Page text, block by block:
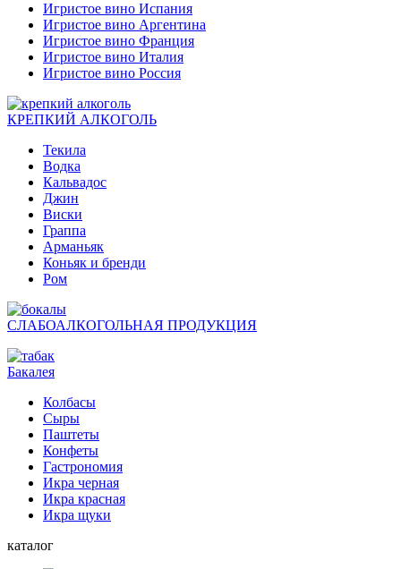
Игристое вино Испания
Игристое вино Аргентина
Игристое вино Франция
Игристое вино Италия
Игристое вино Россия
КРЕПКИЙ АЛКОГОЛЬ
Текила
Водка
Кальвадос
Джин
Виски
Граппа
Арманьяк
Коньяк и бренди
Ром
СЛАБОАЛКОГОЛЬНАЯ ПРОДУКЦИЯ
Бакалея
Колбасы
Сыры
Паштеты
Конфеты
Гастрономия
Икра черная
Икра красная
Икра щуки
каталог